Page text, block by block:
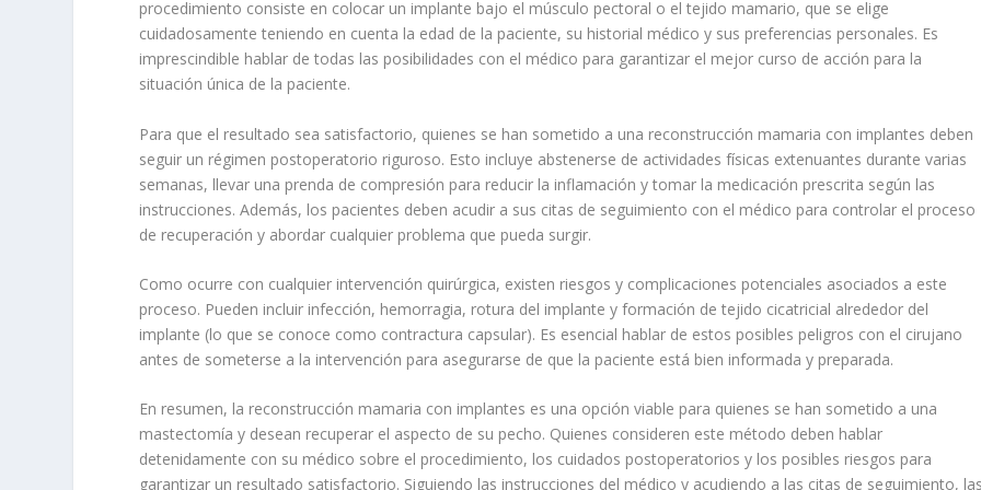
procedimiento consiste en colocar un implante bajo el músculo pectoral o el tejido mamario, que se elige
cuidadosamente teniendo en cuenta la edad de la paciente, su historial médico y sus preferencias personales. Es
imprescindible hablar de todas las posibilidades con el médico para garantizar el mejor curso de acción para la
situación única de la paciente.
Para que el resultado sea satisfactorio, quienes se han sometido a una reconstrucción mamaria con implantes deben
seguir un régimen postoperatorio riguroso. Esto incluye abstenerse de actividades físicas extenuantes durante varias
semanas, llevar una prenda de compresión para reducir la inflamación y tomar la medicación prescrita según las
instrucciones. Además, los pacientes deben acudir a sus citas de seguimiento con el médico para controlar el proceso
de recuperación y abordar cualquier problema que pueda surgir.
Como ocurre con cualquier intervención quirúrgica, existen riesgos y complicaciones potenciales asociados a este
proceso. Pueden incluir infección, hemorragia, rotura del implante y formación de tejido cicatricial alrededor del
implante (lo que se conoce como contractura capsular). Es esencial hablar de estos posibles peligros con el cirujano
antes de someterse a la intervención para asegurarse de que la paciente está bien informada y preparada.
En resumen, la reconstrucción mamaria con implantes es una opción viable para quienes se han sometido a una
mastectomía y desean recuperar el aspecto de su pecho. Quienes consideren este método deben hablar
detenidamente con su médico sobre el procedimiento, los cuidados postoperatorios y los posibles riesgos para
garantizar un resultado satisfactorio. Siguiendo las instrucciones del médico y acudiendo a las citas de seguimiento,